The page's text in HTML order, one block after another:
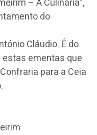
– A Culinária”,
do
Cláudio. É do
ementas que
para a Ceia